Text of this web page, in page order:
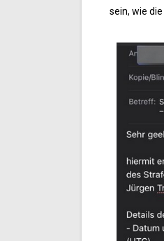
sein, wie